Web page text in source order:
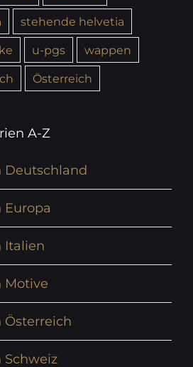
stehende helvetia
u-pgs
wappen
Österreich
A-Z
Deutschland
Italien
Motive